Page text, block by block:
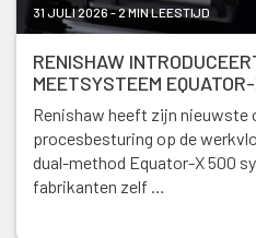
31 JULI 2026 - 2 MIN LEESTIJD
RENISHAW
MEETSYSTEEM
Renishaw heeft zijn nieuwste
procesbesturing op de
dual-method Equator-X 500
fabrikanten zelf …